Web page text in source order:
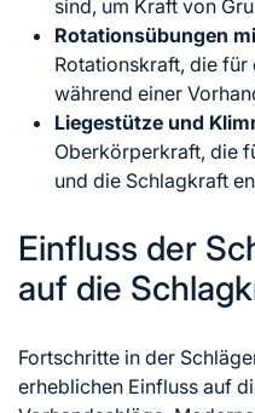
sind, um Kraft von
Rotationsübungen
Rotationskraft, die
während einer
Liegestütze und
Oberkörperkraft, die
und die Schlagkraft
Einfluss der
auf die
Fortschritte in der
erheblichen Einfluss auf